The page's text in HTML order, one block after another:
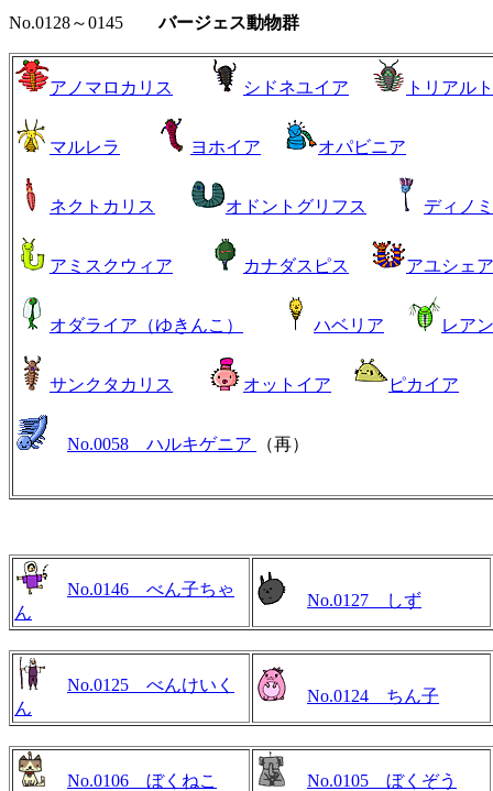
No.0128～0145バージェス動物群
アノマロカリス シドネユイア トリアル
マルレラ ヨホイア オパビニア
ネクトカリス オドントグリフス ディノ
アミスクウィア カナダスピス アユシェ
オダライア（ゆきんこ） ハベリア レア
サンクタカリス オットイア ピカイア
No.0058 ハルキゲニア （再）
No.0146 べん子ちゃ
ん
No.0127 しず
No.0125 べんけいく
ん
No.0124 ちん子
No.0106 ぼくねこ No.0105 ぼくぞう